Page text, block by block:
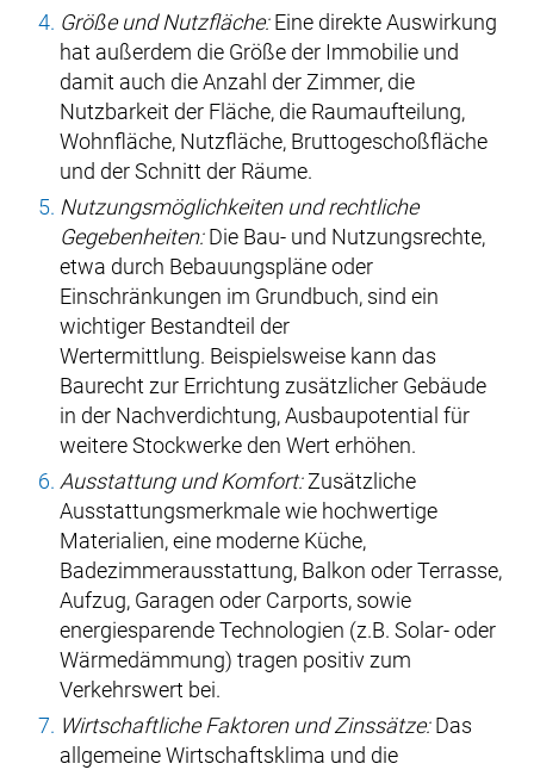
Größe und Nutzfläche:Eine direkte Auswirkung
hat außerdem die Größe der Immobilie und
damit auch die Anzahl der Zimmer, die
Nutzbarkeit der Fläche, die Raumaufteilung,
Wohnfläche, Nutzfläche, Bruttogeschoßfläche
und der Schnitt der Räume.
Nutzungsmöglichkeiten und rechtliche
Gegebenheiten:Die Bau- und Nutzungsrechte,
etwa durch Bebauungspläne oder
Einschränkungen im Grundbuch, sind ein
wichtiger Bestandteil der
Wertermittlung. Beispielsweise kann das
Baurecht zur Errichtung zusätzlicher Gebäude
in der Nachverdichtung, Ausbaupotential für
weitere Stockwerke den Wert erhöhen.
Ausstattung und Komfort:Zusätzliche
Ausstattungsmerkmale wie hochwertige
Materialien, eine moderne Küche,
Badezimmerausstattung, Balkon oder Terrasse,
Aufzug, Garagen oder Carports, sowie
energiesparende Technologien (z.B. Solar- oder
Wärmedämmung) tragen positiv zum
Verkehrswert bei.
Wirtschaftliche Faktoren und Zinssätze:Das
allgemeine Wirtschaftsklima und die